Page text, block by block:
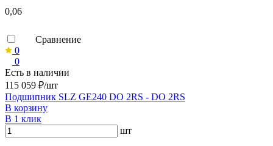
0,06
Сравнение
0
0
Есть в наличии
115 059 ₽/шт
Подшипник SLZ GE240 DO 2RS - DO 2RS
В корзину
В 1 клик
шт